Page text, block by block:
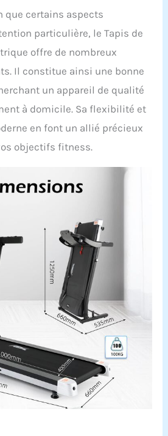
que certains aspects
particulière, le Tapis de
offre de nombreux
Il constitue ainsi une bonne
un appareil de qualité
à domicile. Sa flexibilité et
en font un allié précieux
objectifs fitness.